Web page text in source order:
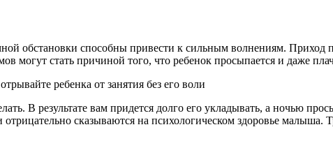
обстановки способны привести к сильным волнениям. Приход
могут стать причиной того, что ребенок просыпается и даже
ребенка от занятия без его воли
В результате вам придется долго его укладывать, а ночью
сказываются на психологическом здоровье малыша.